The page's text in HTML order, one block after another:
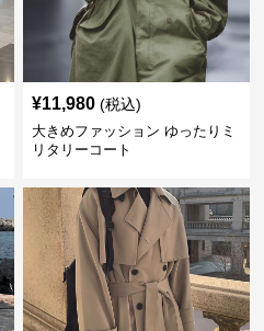
¥11,980 (税込)
大きめファッション ゆったりミ
リタリーコート